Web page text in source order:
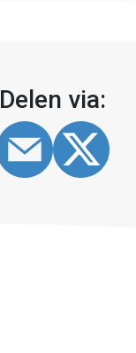
Delen via: